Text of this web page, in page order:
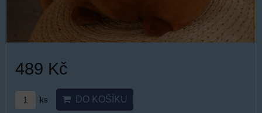
489 Kč
ks DO KOŠÍKU